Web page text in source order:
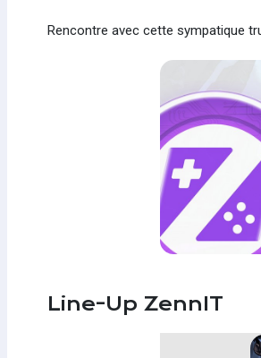
Rencontre avec cette sympatique
Line-Up ZennIT